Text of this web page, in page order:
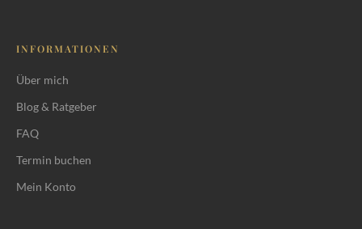
INFORMATIONEN
Über mich
Blog & Ratgeber
FAQ
Termin buchen
Mein Konto